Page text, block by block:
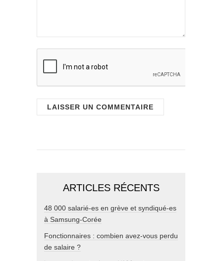
ARTICLES RÉCENTS
48 000 salarié-es en grève et syndiqué-es
à Samsung-Corée
Fonctionnaires : combien avez-vous perdu
de salaire ?